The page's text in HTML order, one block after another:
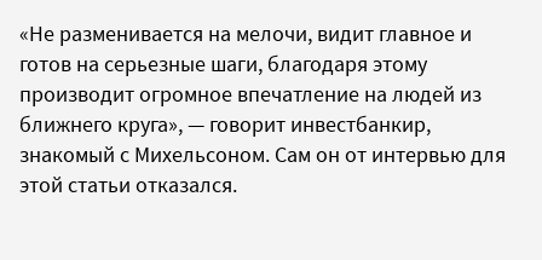
«Не разменивается на мелочи, видит главное и
готов на серьезные шаги, благодаря этому
производит огромное впечатление на людей из
ближнего круга», — говорит инвестбанкир,
знакомый с Михельсоном. Сам он от интервью для
этой статьи отказался.